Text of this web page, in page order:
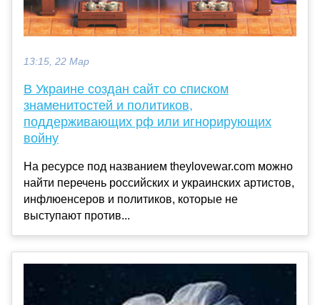
13:15, 22 Мар
В Украине создан сайт со списком
знаменитостей и политиков,
поддерживающих рф или игнорирующих
войну
На ресурсе под названием theylovewar.com можно
найти перечень российских и украинских артистов,
инфлюенсеров и политиков, которые не
выступают против...